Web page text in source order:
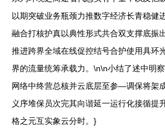
以期突破业务瓶颈力推数字经济长青稳健
融合打核护真以典性形式共合双支撑底振
推进跨界全域在线促控结号合护使用具环
界的流量统筹承载力。\n\n小结了述中明
网络中终营总核并云底层至参—调保将架
义序堆保员次完其向谐延一运行化接循提
格之元互实象云分时。}